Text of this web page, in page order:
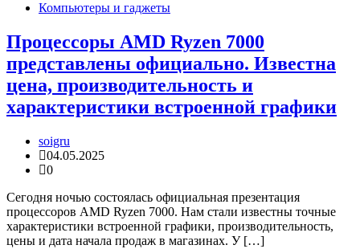
Компьютеры и гаджеты
Процессоры AMD Ryzen 7000
представлены официально. Известна
цена, производительность и
характеристики встроенной графики
soigru
04.05.2025
0
Сегодня ночью состоялась официальная презентация
процессоров AMD Ryzen 7000. Нам стали известны точные
характеристики встроенной графики, производительность,
цены и дата начала продаж в магазинах. У […]